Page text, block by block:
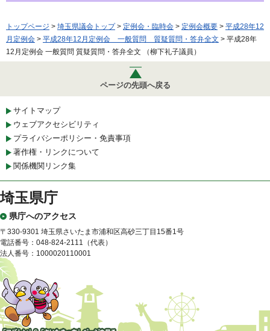
トップページ > 埼玉県議会トップ> 定例会・臨時会 > 定例会概要 > 平成28年12
月定例会 > 平成28年12月定例会 一般質問 質疑質問・答弁全文 > 平成28年
12月定例会 一般質問 質疑質問・答弁全文 （柳下礼子議員）
ページの先頭へ戻る
サイトマップ
ウェブアクセシビリティ
プライバシーポリシー・免責事項
著作権・リンクについて
関係機関リンク集
埼玉県庁
県庁へのアクセス
〒330-9301 埼玉県さいたま市浦和区高砂三丁目15番1号
電話番号：048-824-2111（代表）
法人番号：1000020110001